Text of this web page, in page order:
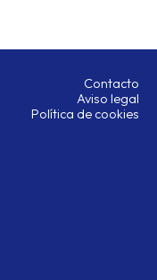
Contacto
Aviso legal
Política de cookies